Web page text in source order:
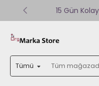
15 Gün
Tümü
Tüm
mağazada